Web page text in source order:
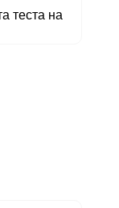
теста на